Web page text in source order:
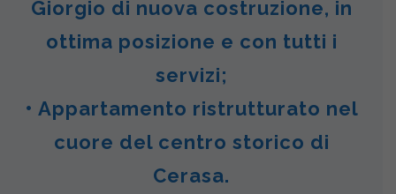
Giorgio di nuova costruzione, in
ottima posizione e con tutti i
servizi;
• Appartamento ristrutturato nel
cuore del centro storico di
Cerasa.